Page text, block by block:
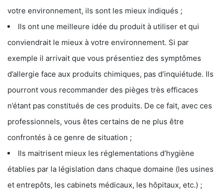
votre environnement, ils sont les mieux indiqués ;
Ils ont une meilleure idée du produit à utiliser et qui
conviendrait le mieux à votre environnement. Si par
exemple il arrivait que vous présentiez des symptômes
d’allergie face aux produits chimiques, pas d’inquiétude. Ils
pourront vous recommander des pièges très efficaces
n’étant pas constitués de ces produits. De ce fait, avec ces
professionnels, vous êtes certains de ne plus être
confrontés à ce genre de situation ;
Ils maitrisent mieux les réglementations d’hygiène
établies par la législation dans chaque domaine (les usines
et entrepôts, les cabinets médicaux, les hôpitaux, etc.) ;